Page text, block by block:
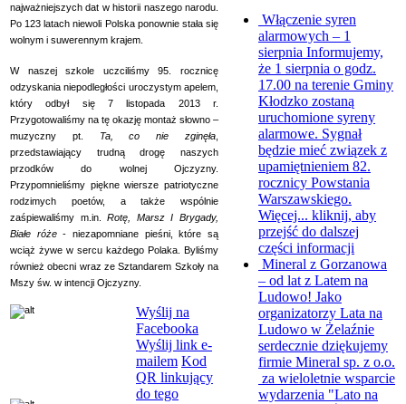
najważniejszych dat w historii naszego narodu.
Po 123 latach niewoli Polska ponownie stała się
wolnym i suwerennym krajem.
W naszej szkole uczciliśmy 95. rocznicę
odzyskania niepodległości uroczystym apelem,
który odbył się 7 listopada 2013 r.
Przygotowaliśmy na tę okazję montaż słowno –
muzyczny pt.
Ta, co nie zginęła
przedstawiający trudną drogę naszych
przodków do wolnej Ojczyzny.
Przypomnieliśmy piękne wiersze patriotyczne
rodzimych poetów, a także wspólnie
zaśpiewaliśmy m.in.Rotę, Marsz I Brygady,
Białe róże- niezapomniane pieśni, które są
wciąż żywe w sercu każdego Polaka. Byliśmy
również obecni wraz ze Sztandarem Szkoły na
Mszy św. w intencji Ojczyzny.
Wyślij na
Facebooka
Wyślij link e-
mailem Kod
QR linkujący
do tego
Włączenie syren
alarmowych – 1
sierpnia Informujemy,
że 1 sierpnia o godz.
17.00 na terenie Gminy
Kłodzko zostaną
uruchomione syreny
alarmowe. Sygnał
będzie mieć związek z
upamiętnieniem 82.
rocznicy Powstania
Warszawskiego.
Więcej... kliknij, aby
przejść do dalszej
części informacji
Mineral z Gorzanowa
– od lat z Latem na
Ludowo! Jako
organizatorzy Lata na
Ludowo w Żelaźnie
serdecznie dziękujemy
firmie Mineral sp. z o.o.
za wieloletnie wsparcie
wydarzenia "Lato na